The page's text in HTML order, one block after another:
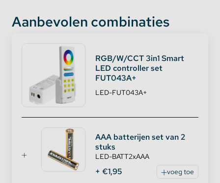
Stel gemakkelijk de gewenste kleur en
helderheid in
Er zijn tot wel 16 miljoen kleuren in te stellen. U kunt
dus altijd uw favoriete kleur instellen! De helderheid
en kleurtemperatuur zijn gemakkelijk in te stellen
door middel van de touch-balkjes op de
Aanbevolen combinaties
RGB/W/CCT 3in1 Smart
LED controller set
FUT043A+
LED-FUT043A+
AAA batterijen set van 2
stuks
LED-BATT2xAAA
+ €1,95 voeg toe